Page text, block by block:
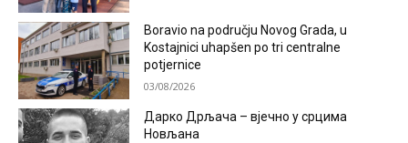
Boravio na području Novog Grada, u
Kostajnici uhapšen po tri centralne
potjernice
03/08/2026
Дарко Дрљача – вјечно у срцима
Новљана